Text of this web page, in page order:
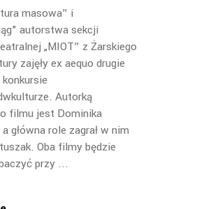
masowa” i
autorstwa sekcji
„MIOT” z Żarskiego
zajęły ex aequo drugie
Autorką
filmu jest Dominika
główna role zagrał w nim
Oba filmy będzie
przy